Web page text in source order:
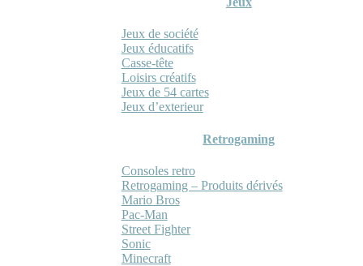
Jeux de société
Jeux éducatifs
Casse-tête
Loisirs créatifs
Jeux de 54 cartes
Jeux d’exterieur
Retrogaming
Consoles retro
Retrogaming – Produits dérivés
Mario Bros
Pac-Man
Street Fighter
Sonic
Minecraft